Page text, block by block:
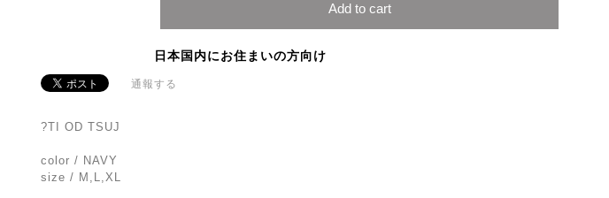
Add to cart
日本国内にお住まいの方向け
通報する
?TI OD TSUJ
color / NAVY
size / M,L,XL